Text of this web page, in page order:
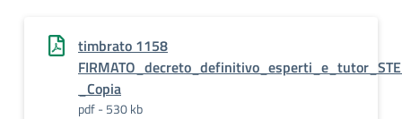
timbrato 1158
_Copia
pdf - 530 kb